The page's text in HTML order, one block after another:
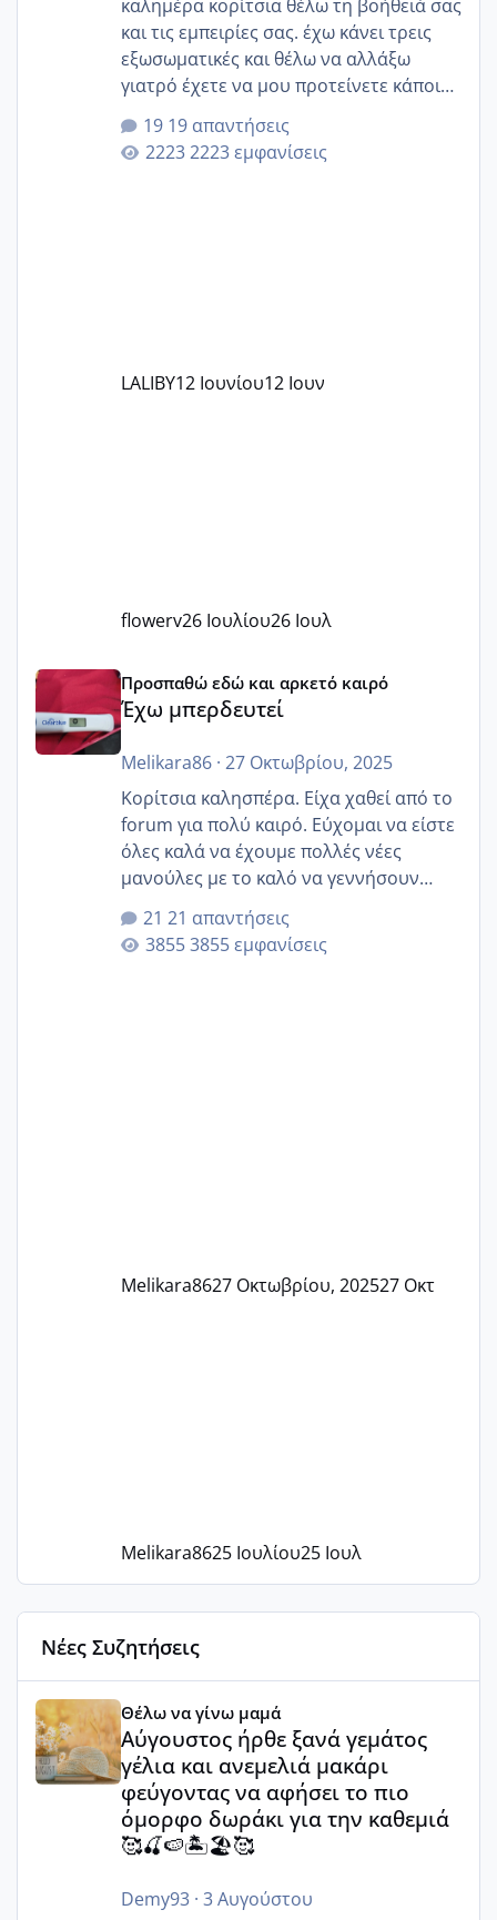
καλημέρα κορίτσια θέλω τη βοήθειά σας
και τις εμπειρίες σας. έχω κάνει τρεις
εξωσωματικές και θέλω να αλλάξω
γιατρό έχετε να μου προτείνετε κάποιον
που μείνατε ευχαριστημένες και είχατε
επιιτυχία? έκανα στο υγεία με τον
ζερβομανωλάκη (δεν το εψαξε καθόλου
19 απαντήσεις
2223 εμφανίσεις
LALIBY12 Ιουνίου12 Ιουν
flowerv26 Ιουλίου26 Ιουλ
Έχω μπερδευτεί
Προσπαθώ εδώ και αρκετό καιρό
Έχω μπερδευτεί
Melikara86· 27 Οκτωβρίου, 2025
Κορίτσια καλησπέρα. Είχα χαθεί από το
forum για πολύ καιρό. Εύχομαι να είστε
όλες καλά να έχουμε πολλές νέες
μανούλες με το καλό να γεννήσουν
αυτές που ήδη περιμένουν. Να πάρουν
γερα μωράκια στην αγκαλίτσα τους
🙏🏼🙏🏼 Ας πάμε λοιπόν στο θέμα μου.
21 απαντήσεις
3855 εμφανίσεις
Melikara8627 Οκτωβρίου, 202527 Οκτ
Melikara8625 Ιουλίου25 Ιουλ
Νέες Συζητήσεις
Αύγουστος ήρθε ξανά γεμάτος γέλια και ανεμελιά
Θέλω να γίνω μαμά
Αύγουστος ήρθε ξανά γεμάτος
γέλια και ανεμελιά μακάρι
φεύγοντας να αφήσει το πιο
όμορφο δωράκι για την καθεμιά
🥰🍒🍉🏝️🏖️🥰
Demy93· 3 Αυγούστου